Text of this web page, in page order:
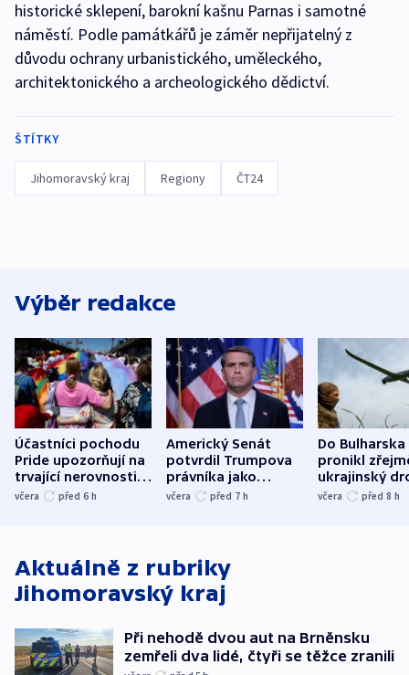
historické sklepení, barokní kašnu Parnas i samotné
náměstí. Podle památkářů je záměr nepřijatelný z
důvodu ochrany urbanistického, uměleckého,
architektonického a archeologického dědictví.
ŠTÍTKY
Jihomoravský kraj Regiony ČT24
Výběr redakce
Účastníci pochodu
Pride upozorňují na
trvající nerovnosti i
společenskou
včera před 6 h
Americký Senát
potvrdil Trumpova
právníka jako
ministra
včera před 7 h
Do Bulharska
pronikl
ukrajinský
explodoval
včera před 8 h
Aktuálně z rubriky
Jihomoravský kraj
Při nehodě dvou aut na Brněnsku
zemřeli dva lidé, čtyři se těžce zranili